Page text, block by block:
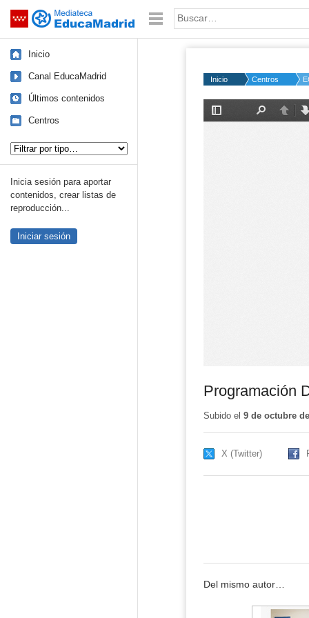
Saltar navegación Palabra o frase:
Inicio
Canal EducaMadrid
Últimos contenidos
Centros
Inicia sesión para aportar
contenidos, crear listas de
reproducción...
Iniciar sesión
Inicio Centros
Programación
Subido el 9 de octubre
X (Twitter)
Del mismo autor…